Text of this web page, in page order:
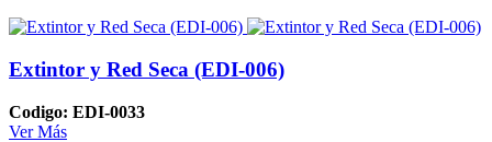
Extintor y Red Seca (EDI-006)
Codigo: EDI-0033
Ver Más